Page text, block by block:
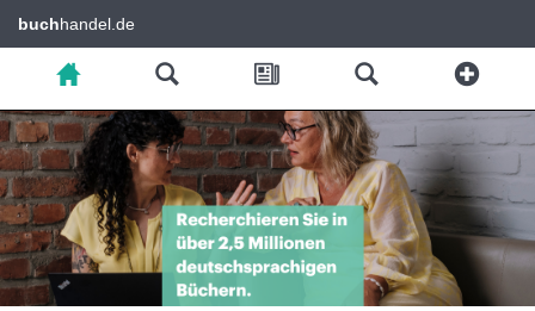
buchhandel.de